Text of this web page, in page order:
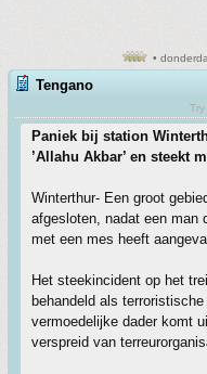
•
Tengano
Paniek bij station
’Allahu Akbar’ en steekt
Winterthur- Een groot
afgesloten, nadat een man
met een mes heeft
Het steekincident op het
behandeld als
vermoedelijke dader komt
verspreid van